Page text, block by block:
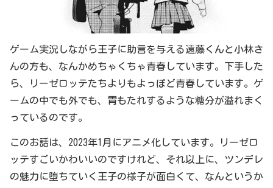
ゲーム実況しながら王子に助言を与える遠藤くんと小林さ
んの方も、なんかめちゃくちゃ青春しています。下手した
ら、リーゼロッテたちよりもよっぽど青春しています。ゲ
ームの中でも外でも、胃もたれするような糖分が溢れまく
っているのです。
このお話は、2023年1月にアニメ化しています。リーゼロ
ッテすごいかわいいのですけれど、それ以上に、ツンデレ
の魅力に堕ちていく王子の様子が面白くて、なんというか